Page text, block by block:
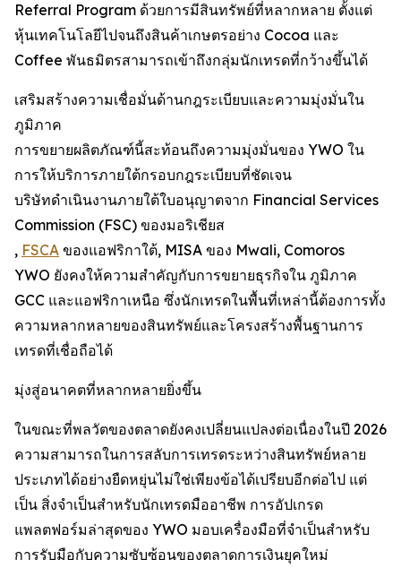
Referral Program ด้วยการมีสินทรัพย์ที่หลากหลาย ตั้งแต่
หุ้นเทคโนโลยีไปจนถึงสินค้าเกษตรอย่าง Cocoa และ
Coffee พันธมิตรสามารถเข้าถึงกลุ่มนักเทรดที่กว้างขึ้นได้
เสริมสร้างความเชื่อมั่นด้านกฎระเบียบและความมุ่งมั่นใน
ภูมิภาค
การขยายผลิตภัณฑ์นี้สะท้อนถึงความมุ่งมั่นของ YWO ใน
การให้บริการภายใต้กรอบกฎระเบียบที่ชัดเจน
บริษัทดำเนินงานภายใต้ใบอนุญาตจาก Financial Services
Commission (FSC) ของมอริเชียส
, FSCA ของแอฟริกาใต้, MISA ของ Mwali, Comoros
YWO ยังคงให้ความสำคัญกับการขยายธุรกิจใน ภูมิภาค
GCC และแอฟริกาเหนือ ซึ่งนักเทรดในพื้นที่เหล่านี้ต้องการทั้ง
ความหลากหลายของสินทรัพย์และโครงสร้างพื้นฐานการ
เทรดที่เชื่อถือได้
มุ่งสู่อนาคตที่หลากหลายยิ่งขึ้น
ในขณะที่พลวัตของตลาดยังคงเปลี่ยนแปลงต่อเนื่องในปี 2026
ความสามารถในการสลับการเทรดระหว่างสินทรัพย์หลาย
ประเภทได้อย่างยืดหยุ่นไม่ใช่เพียงข้อได้เปรียบอีกต่อไป แต่
เป็น สิ่งจำเป็นสำหรับนักเทรดมืออาชีพ การอัปเกรด
แพลตฟอร์มล่าสุดของ YWO มอบเครื่องมือที่จำเป็นสำหรับ
การรับมือกับความซับซ้อนของตลาดการเงินยุคใหม่